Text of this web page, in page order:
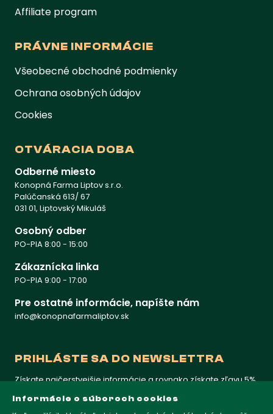
Affiliate program
PRÁVNE INFORMÁCIE
Všeobecné obchodné podmienky
Ochrana osobných údajov
Cookies
OTVÁRACIA DOBA
Odberné miesto
Konopná Farma Liptov s.r.o.
Palúčanská 613/ 67
031 01, Liptovský Mikuláš
Osobný odber
PO-PIA 8:00 - 15:00
Zákaznícka linka
PO-PIA 9:00 - 17:00
Pre ostatné informácie, napíšte nám
info@konopnafarmaliptov.sk
PRIHLÁSTE SA DO NEWSLETTRA
Získate najčerstvejšie informácie a rovnako získate zľavu 5%
Informácie o súboroch cookies